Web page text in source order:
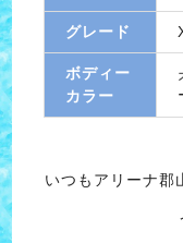
グレード
ボディー
カラー
いつもアリーナ郡